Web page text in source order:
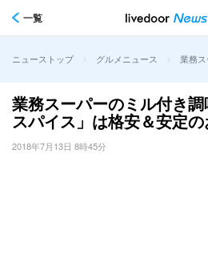
一覧
ニューストップ > グルメニュース > 業務
業務スーパーのミル付き
スパイス」は格安＆安定
2018年7月13日 8時45分